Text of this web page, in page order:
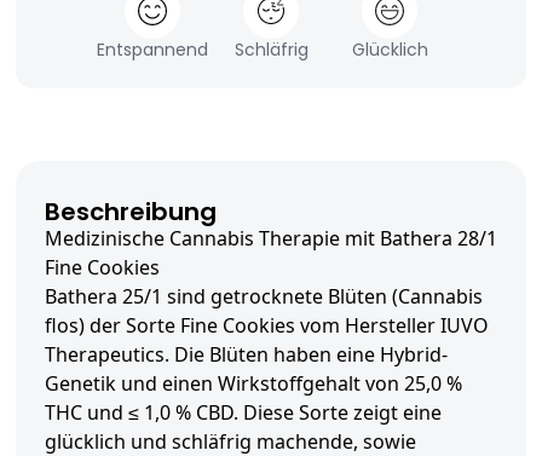
Entspannend Schläfrig Glücklich
Beschreibung
Medizinische Cannabis Therapie mit Bathera 28/1
Fine Cookies
Bathera 25/1 sind getrocknete Blüten (Cannabis
flos) der Sorte Fine Cookies vom Hersteller IUVO
Therapeutics. Die Blüten haben eine Hybrid-
Genetik und einen Wirkstoffgehalt von 25,0 %
THC und ≤ 1,0 % CBD. Diese Sorte zeigt eine
glücklich und schläfrig machende, sowie